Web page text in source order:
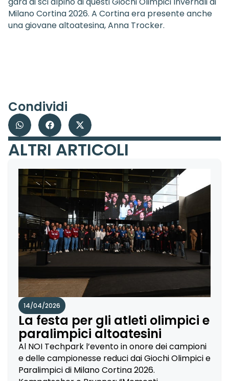
Milano Cortina 2026. A Cortina era presente anche
una giovane altoatesina, Anna Trocker.
Condividi
ALTRI ARTICOLI
14/04/2026
La festa per gli atleti olimpici e
paralimpici altoatesini
Al NOI Techpark l’evento in onore dei campioni
e delle campionesse reduci dai Giochi Olimpici e
Paralimpici di Milano Cortina 2026.